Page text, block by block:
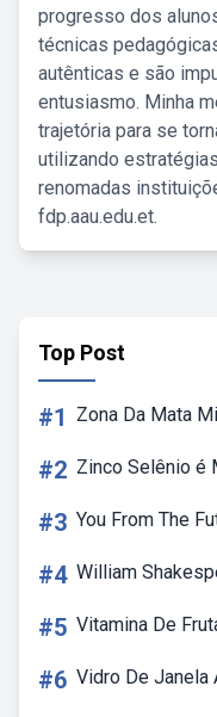
progresso dos
técnicas
autênticas e são
entusiasmo. Minha
trajetória para se
utilizando
renomadas
fdp.aau.edu.et.
Top Post
#1 Zona Da Mata
#2 Zinco Selênio é
#3 You From The
#4 William
#5 Vitamina De
#6 Vidro De Janela